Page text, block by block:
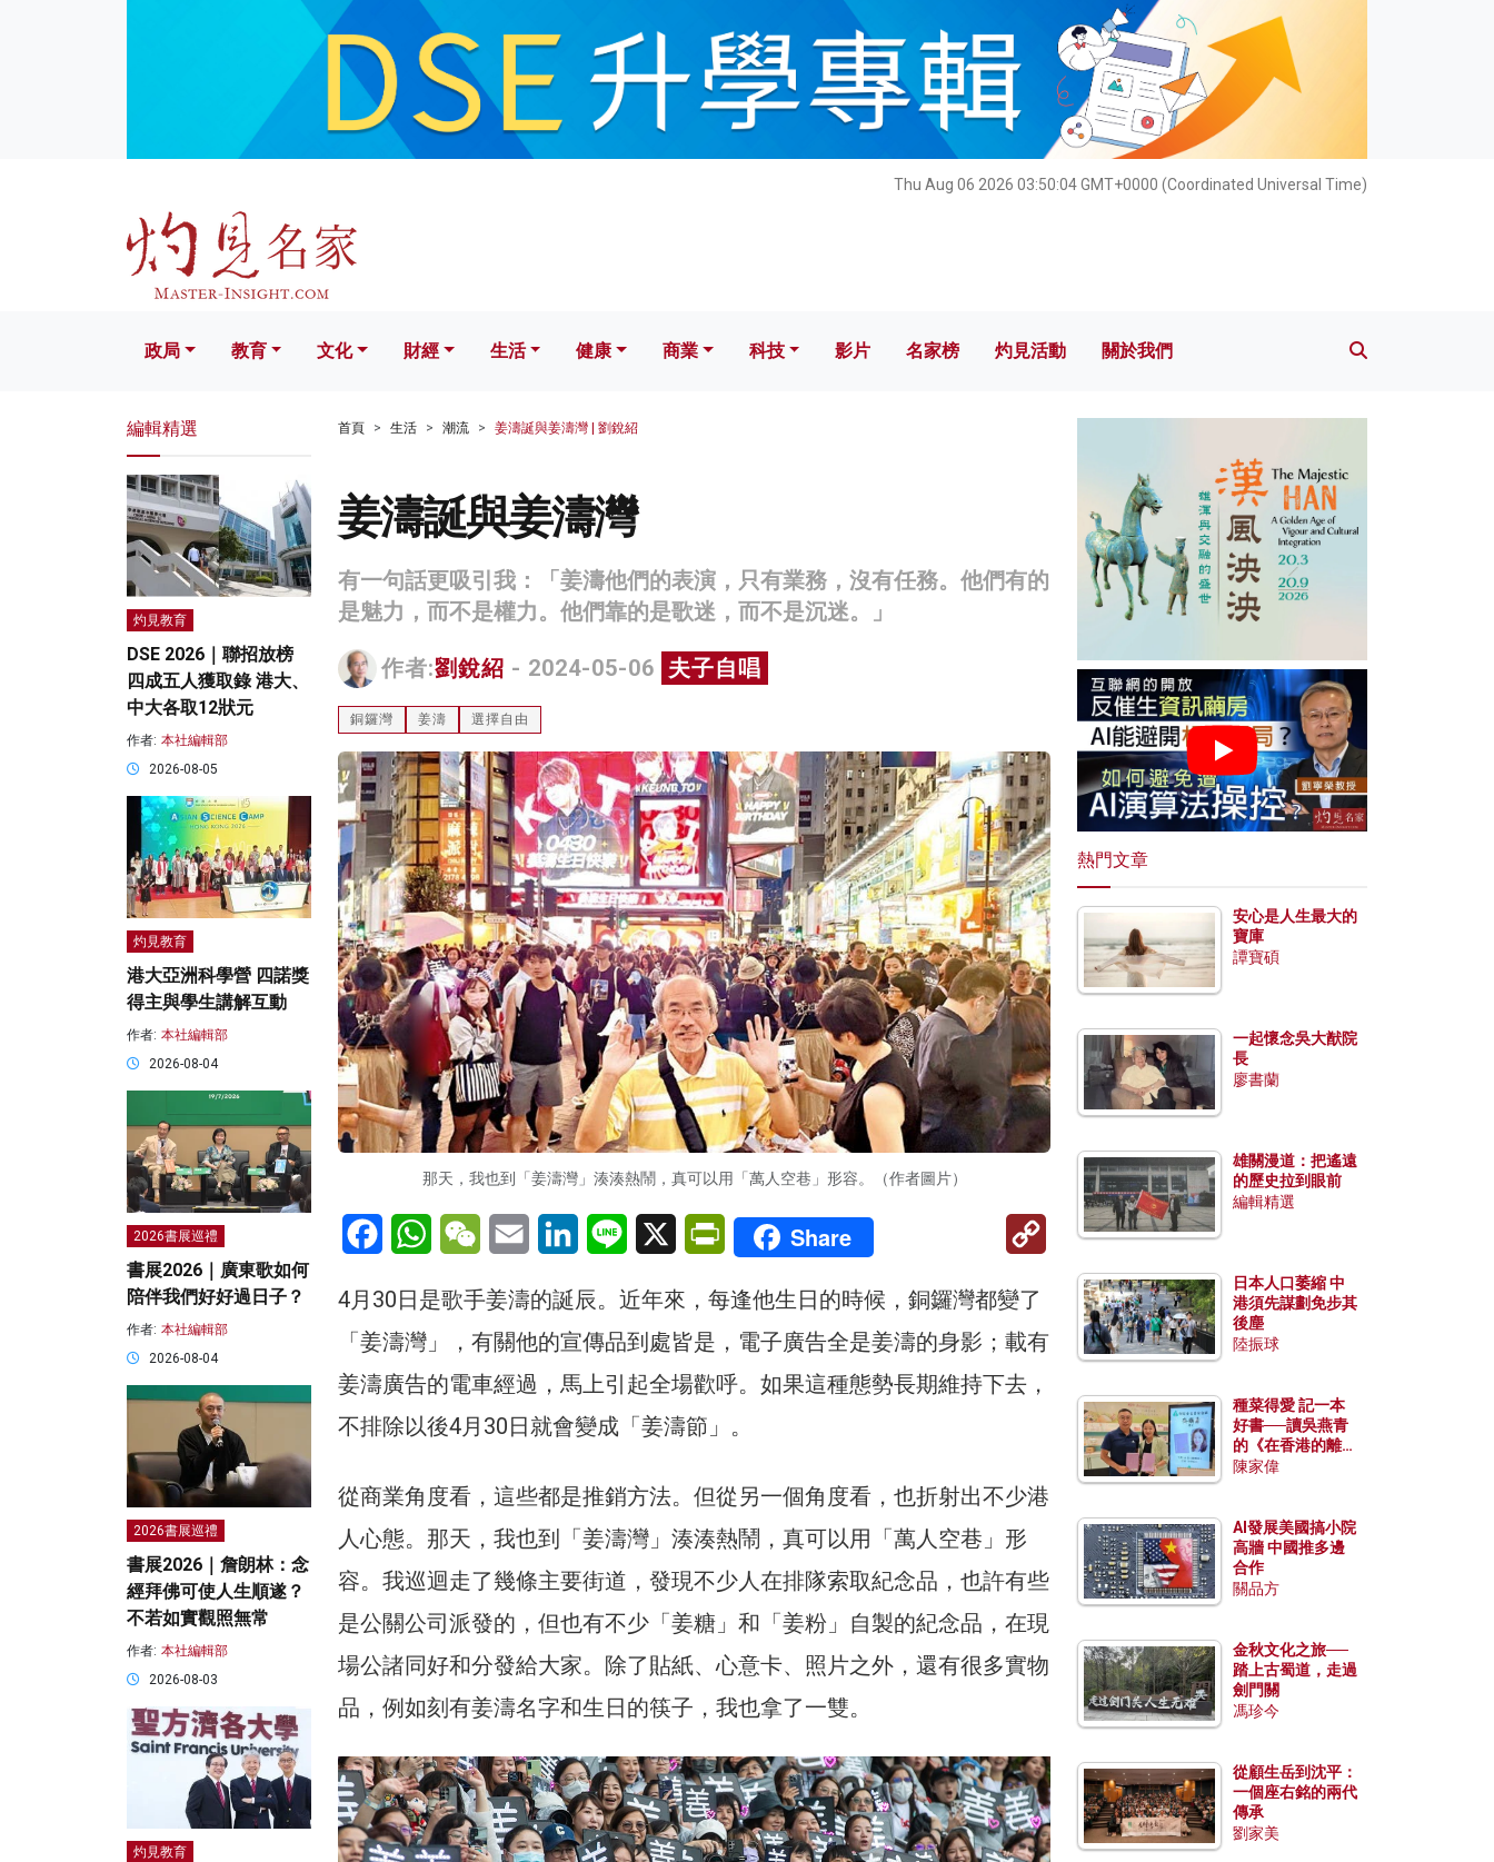
Thu Aug 06 2026 03:50:05 GMT+0000 (Coordinated Universal Time)
文化 財經 生活 健康 科技 影片 名家榜 灼見活動 關於我們
政局 教育 文化 財經 生活 健康 商業 科技 影片 名家榜 灼見活動 關於我們
首頁 生活 潮流 姜濤誕與姜濤灣 | 劉銳紹
姜濤誕與姜濤灣
有一句話更吸引我：「姜濤他們的表演，只有業務，沒有任務。他們有的
是魅力，而不是權力。他們靠的是歌迷，而不是沉迷。」
作者:劉銳紹 - 2024-05-06 夫子自唱
銅鑼灣 姜濤 選擇自由
那天，我也到「姜濤灣」湊湊熱鬧，真可以用「萬人空巷」形容。（作者圖片）
FacebookWhatsAppWeChatEmail LinkedInLine X PrintFriendly
Share
Copy
Link
4月30日是歌手姜濤的誕辰。近年來，每逢他生日的時候，銅鑼灣都變了
「姜濤灣」，有關他的宣傳品到處皆是，電子廣告全是姜濤的身影；載有
姜濤廣告的電車經過，馬上引起全場歡呼。如果這種態勢長期維持下去，
不排除以後4月30日就會變成「姜濤節」。
從商業角度看，這些都是推銷方法。但從另一個角度看，也折射出不少港
人心態。那天，我也到「姜濤灣」湊湊熱鬧，真可以用「萬人空巷」形
容。我巡迴走了幾條主要街道，發現不少人在排隊索取紀念品，也許有些
是公關公司派發的，但也有不少「姜糖」和「姜粉」自製的紀念品，在現
場公諸同好和分發給大家。除了貼紙、心意卡、照片之外，還有很多實物
品，例如刻有姜濤名字和生日的筷子，我也拿了一雙。
編輯精選
灼見教育
DSE 2026｜聯招放榜
四成五人獲取錄 港大、
中大各取12狀元
作者: 本社編輯部
2026-08-05
灼見教育
港大亞洲科學營 四諾獎
得主與學生講解互動
作者: 本社編輯部
2026-08-04
2026書展巡禮
書展2026｜廣東歌如何
陪伴我們好好過日子？
作者: 本社編輯部
2026-08-04
2026書展巡禮
書展2026｜詹朗林：念
經拜佛可使人生順遂？
不若如實觀照無常
作者: 本社編輯部
2026-08-03
灼見教育
熱門文章
安心是人生最大的
寶庫
譚寶碩
一起懷念吳大猷院
長
廖書蘭
雄關漫道：把遙遠
的歷史拉到眼前
編輯精選
日本人口萎縮 中
港須先謀劃免步其
後塵
陸振球
種菜得愛 記一本
好書──讀吳燕青
的《在香港的離島
種菜》
陳家偉
AI發展美國搞小院
高牆 中國推多邊
合作
關品方
金秋文化之旅──
踏上古蜀道，走過
劍門關
馮珍今
從顧生岳到沈平：
一個座右銘的兩代
傳承
劉家美